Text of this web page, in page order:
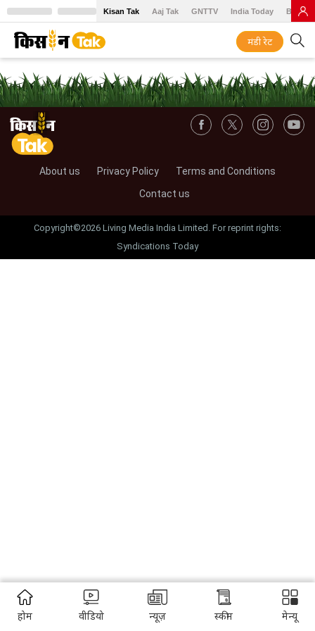
Kisan Tak Aaj Tak GNTTV India Today BT
मंडी रेट
About us Privacy Policy
Terms and Conditions
Contact us
Copyright©2026 Living Media India Limited. For reprint rights:
Syndications Today
होम वीडियो न्यूज़ स्कीम मेन्यू